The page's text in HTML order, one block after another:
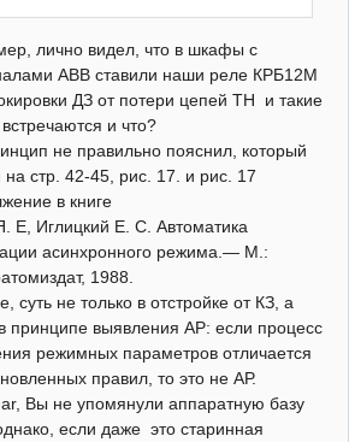
лично видел, что в шкафы с
ABB ставили наши реле КРБ12М
ДЗ от потери цепей ТН и такие
и что?
не правильно пояснил, который
на стр. 42-45, рис. 17. и рис. 17
в книге
Е, Иглицкий Е. С. Автоматика
асинхронного режима.— М.:
1988.
суть не только в отстройке от КЗ, а
принципе выявления АР: если процесс
режимных параметров отличается
правил, то это не АР.
Вы не упомянули аппаратную базу
если даже это старинная